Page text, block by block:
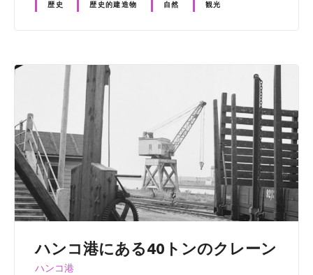
歴史 歴史的建造物 自然 観光
ハンコ港にある40トンのクレーン
ハンコ港